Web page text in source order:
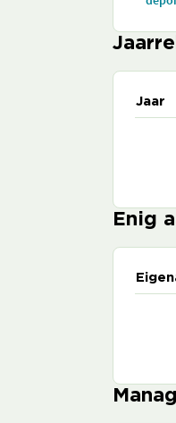
Jaar
Enig